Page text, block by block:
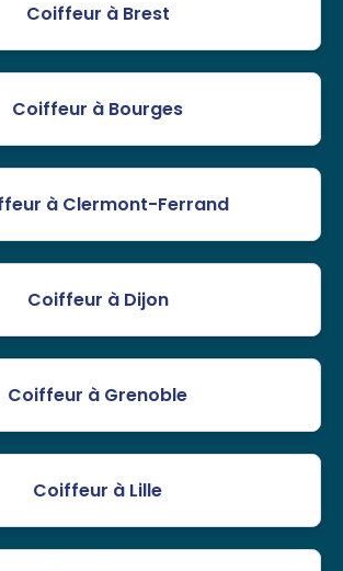
Coiffeur à Brest
Coiffeur à Bourges
à Clermont-Ferrand
Coiffeur à Dijon
Coiffeur à Grenoble
Coiffeur à Lille